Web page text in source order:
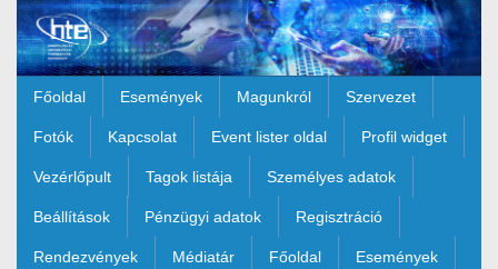
Ugrás a fő tartalomhoz
Főoldal Események Magunkról Szervezet
Fotók Kapcsolat Event lister oldal Profil widget
Vezérlőpult Tagok listája Személyes adatok
Beállítások Pénzügyi adatok Regisztráció
Rendezvények Médiatár Főoldal Események